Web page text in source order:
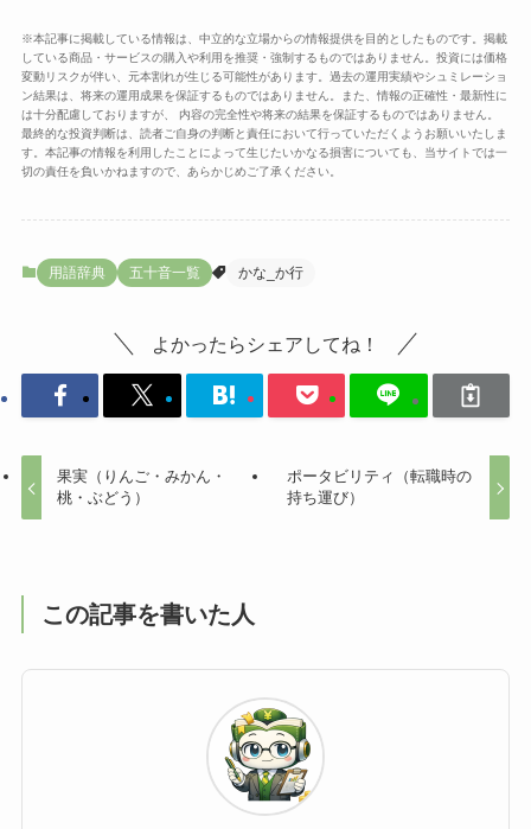
※本記事に掲載している情報は、中立的な立場からの情報提供を目的としたものです。掲載
している商品・サービスの購入や利用を推奨・強制するものではありません。投資には価格
変動リスクが伴い、元本割れが生じる可能性があります。過去の運用実績やシュミレーショ
ン結果は、将来の運用成果を保証するものではありません。また、情報の正確性・最新性に
は十分配慮しておりますが、 内容の完全性や将来の結果を保証するものではありません。
最終的な投資判断は、読者ご自身の判断と責任において行っていただくようお願いいたしま
す。本記事の情報を利用したことによって生じたいかなる損害についても、当サイトでは一
切の責任を負いかねますので、あらかじめご了承ください。
用語辞典 五十音一覧 かな_か行
よかったらシェアしてね！
果実（りんご・みかん・
桃・ぶどう）
ポータビリティ（転職時の
持ち運び）
この記事を書いた人